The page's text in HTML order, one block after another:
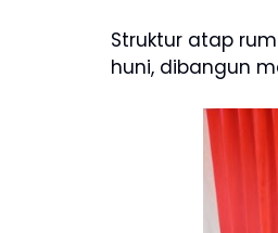
Struktur atap
huni, dibangun